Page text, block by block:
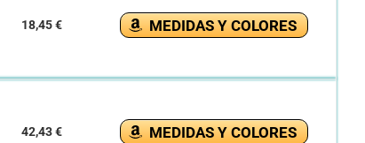
18,45 € MEDIDAS Y COLORES
42,43 € MEDIDAS Y COLORES